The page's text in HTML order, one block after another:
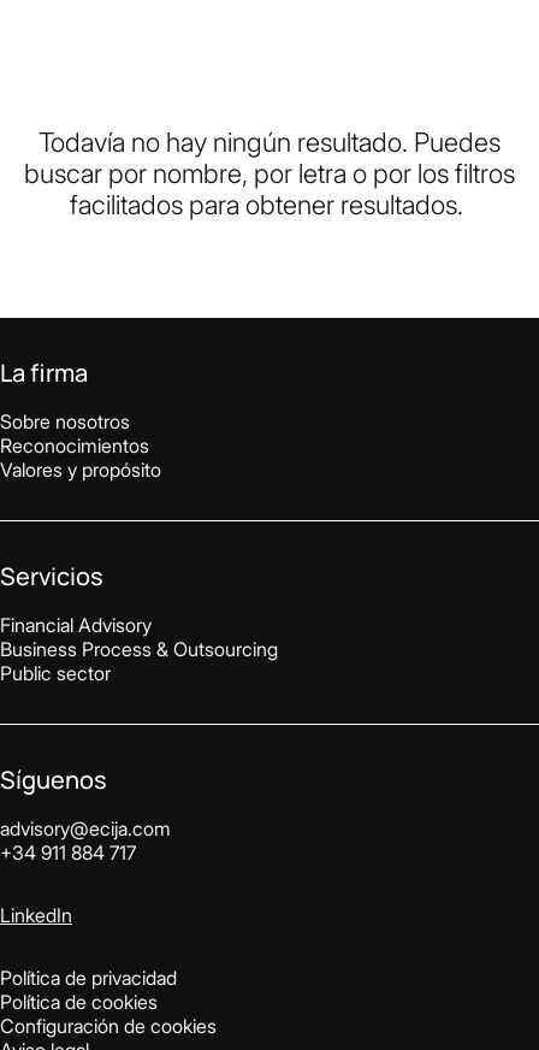
Todavía no hay ningún resultado. Puedes
buscar por nombre, por letra o por los filtros
facilitados para obtener resultados.
La firma
Sobre nosotros
Reconocimientos
Valores y propósito
Servicios
Financial Advisory
Business Process & Outsourcing
Public sector
Síguenos
advisory@ecija.com
+34 911 884 717
LinkedIn
Política de privacidad
Política de cookies
Configuración de cookies